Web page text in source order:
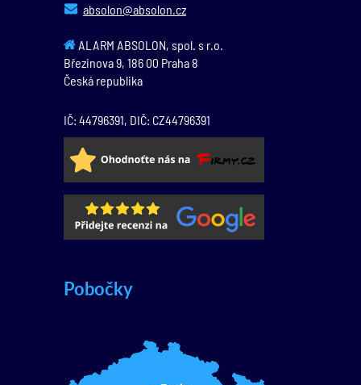
absolon@absolon.cz
ALARM ABSOLON, spol. s r.o.
Březinova 9, 186 00 Praha 8
Česká republika
IČ: 44796391, DIČ: CZ44796391
Pobočky